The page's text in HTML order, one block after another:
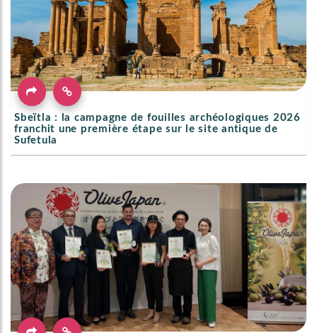
Sbeïtla : la campagne de fouilles archéologiques 2026
franchit une première étape sur le site antique de
Sufetula